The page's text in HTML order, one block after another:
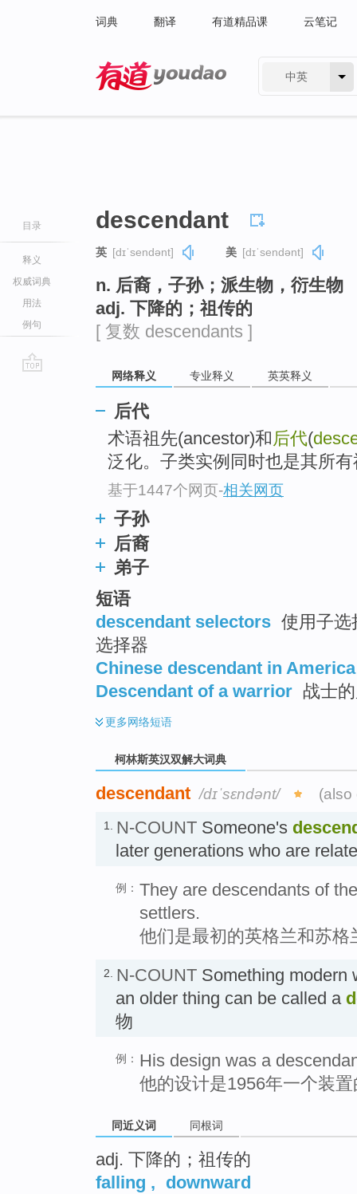
词典 翻译 有道精品课 云笔记
中英
目录
释义
权威词典
用法
例句
descendant
英 [dɪˈsendənt] 美 [dɪˈsendənt]
n. 后裔，子孙；派生物，衍生物
adj. 下降的；祖传的
[ 复数 descendants ]
网络释义 专业释义 英英释义
后代
术语祖先(ancestor)和后代(
泛化。子类实例同时也是其所
基于1447个网页-相关网页
子孙
后裔
弟子
短语
descendant selectors 使用子选
选择器
Chinese descendant in America
Descendant of a warrior 战士
更多网络短语
柯林斯英汉双解大词典
descendant /dɪˈsɛndənt/ (also
1. N-COUNT Someone's
later generations who are
例： They are descendants of
settlers.
他们是最初的英格兰和苏格
2. N-COUNT Something modern
an older thing can be called a
物
例： His design was a
他的设计是1956年一个装
同近义词 同根词
adj. 下降的；祖传的
falling , downward